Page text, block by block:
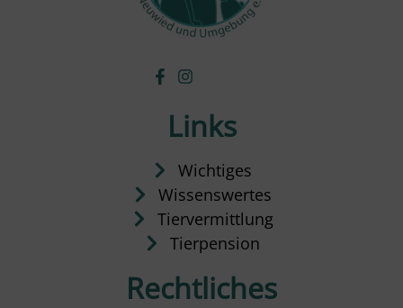
Links
Wichtiges
Wissenswertes
Tiervermittlung
Tierpension
Rechtliches